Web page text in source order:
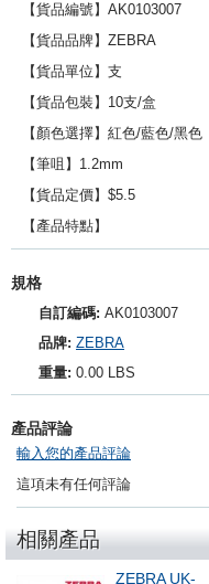
【貨品編號】AK0103007
【貨品品牌】ZEBRA
【貨品單位】支
【貨品包裝】10支/盒
【顏色選擇】紅色/藍色/黑色
【筆咀】1.2mm
【貨品定價】$5.5
【產品特點】
規格
自訂編碼: AK0103007
品牌: ZEBRA
重量: 0.00 LBS
產品評論
輸入您的產品評論
這項未有任何評論
相關產品
ZEBRA UK-